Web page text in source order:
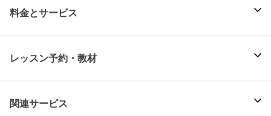
料金とサービス
レッスン予約・教材
関連サービス